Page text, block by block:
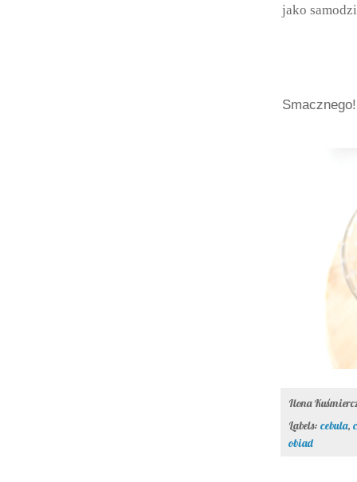
jako
Ilona
Labels: cebula,
obiad